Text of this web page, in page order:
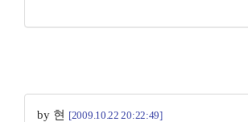
by 현 [2009.10.22 20:22:49]